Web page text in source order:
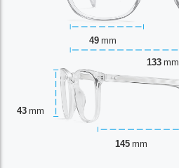
49 mm
43 mm
133 mm
145 mm